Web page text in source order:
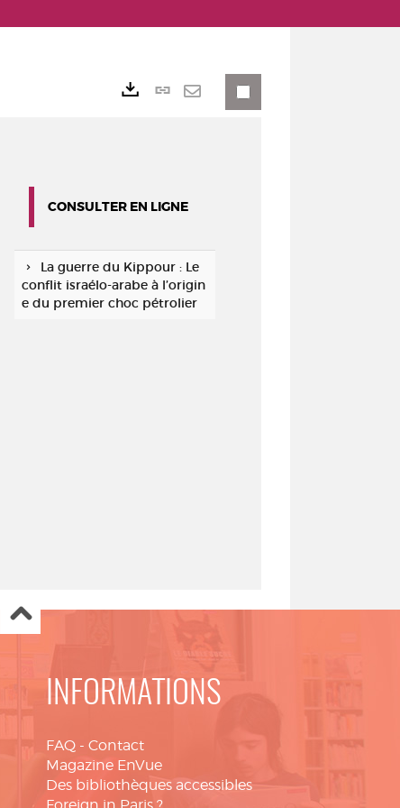
Lien
CONSULTER EN LIGNE
La guerre du Kippour : Le
conflit israélo-arabe à l’origin
e du premier choc pétrolier
INFORMATIONS
FAQ - Contact
Magazine EnVue
Des bibliothèques accessibles